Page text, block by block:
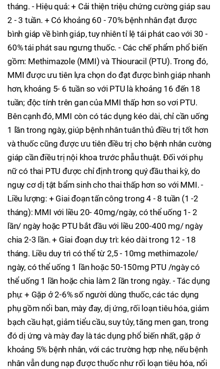
tháng. - Hiệu quả: + Cải thiện triệu chứng cường giáp sau
2 - 3 tuần. + Có khoảng 60 - 70% bệnh nhân đạt được
bình giáp về bình giáp, tuy nhiên tỉ lệ tái phát cao với 30 -
60% tái phát sau ngưng thuốc. - Các chế phẩm phổ biến
gồm: Methimazole (MMI) và Thiouracil (PTU). Trong đó,
MMI được ưu tiên lựa chọn do đạt được bình giáp nhanh
hơn, khoảng 5- 6 tuần so với PTU là khoảng 16 đến 18
tuần; độc tính trên gan của MMI thấp hơn so vơi PTU.
Bên cạnh đó, MMI còn có tác dụng kéo dài, chỉ cần uống
1 lần trong ngày, giúp bệnh nhân tuân thủ điều trị tốt hơn
và thuốc cũng được ưu tiên điều trị cho bệnh nhân cường
giáp cần điều trị nội khoa trước phẫu thuật. Đối với phụ
nữ có thai PTU được chỉ định trong quý đầu thai kỳ, do
nguy cơ dị tật bẩm sinh cho thai thấp hơn so với MMI. -
Liều lượng: + Giai đoạn tấn công trong 4 - 8 tuần (1 -2
tháng): MMI với liều 20- 40mg/ngày, có thể uống 1- 2
lần/ ngày hoặc PTU bắt đầu với liều 200-400 mg/ ngày
chia 2-3 lần. + Giai đoạn duy trì: kéo dài trong 12 - 18
tháng. Liều duy trì có thể từ 2,5 - 10mg methimazole/
ngày, có thể uống 1 lần hoặc 50-150mg PTU /ngày có
thể uống 1 lần hoặc chia làm 2 lần trong ngày. - Tác dụng
phụ: + Gặp ở 2-6% số người dùng thuốc, các tác dụng
phụ gồm nổi ban, mày đay, dị ứng, rối loạn tiêu hóa, giảm
bạch cầu hạt, giảm tiểu cầu, suy tủy, tăng men gan, trong
đó dị ứng và mày đay là tác dụng phổ biến nhất, gặp ở
khoảng 5% bệnh nhân, với các trường hợp nhẹ, nếu bệnh
nhân vẫn dung nạp được thuốc như rối loạn tiêu hóa, nổi